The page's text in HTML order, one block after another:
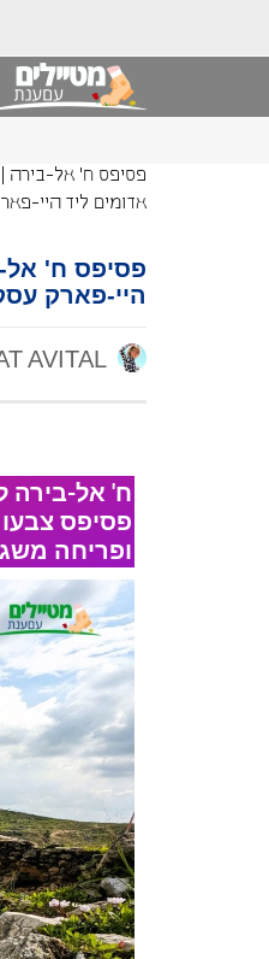
פסיפס ח' אל-בירה |
אדומים ליד היי-
פסיפס ח' אל-
היי-פארק
ח' אל-בירה
פסיפס
ופריחה